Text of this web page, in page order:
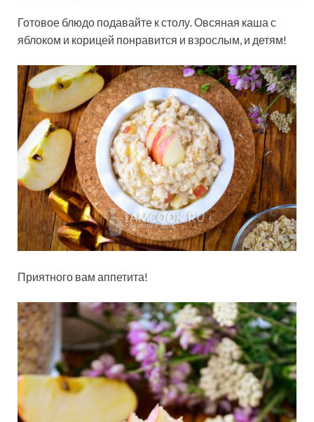
Готовое блюдо подавайте к столу. Овсяная каша с
яблоком и корицей понравится и взрослым, и детям!
Приятного вам аппетита!